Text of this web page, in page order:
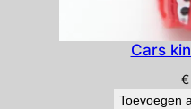
Cars
€
Toevoegen